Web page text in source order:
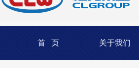
首 页 关于我们